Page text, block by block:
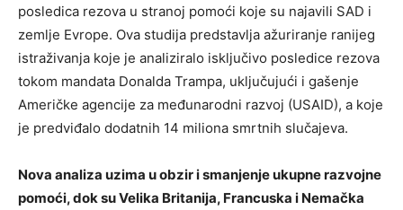
posledica rezova u stranoj pomoći koje su najavili SAD i
zemlje Evrope. Ova studija predstavlja ažuriranje ranijeg
istraživanja koje je analiziralo isključivo posledice rezova
tokom mandata Donalda Trampa, uključujući i gašenje
Američke agencije za međunarodni razvoj (USAID), a koje
je predviđalo dodatnih 14 miliona smrtnih slučajeva.
Nova analiza uzima u obzir i smanjenje ukupne razvojne
pomoći, dok su Velika Britanija, Francuska i Nemačka